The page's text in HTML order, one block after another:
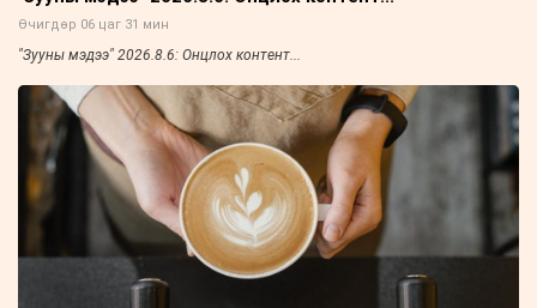
Өчигдөр 06 цаг 31 мин
"Зууны мэдээ" 2026.8.6: Онцлох контент...